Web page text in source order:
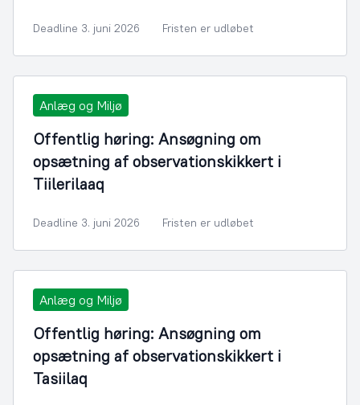
Deadline 3. juni 2026 Fristen er udløbet
Anlæg og Miljø
Offentlig høring: Ansøgning om
opsætning af observationskikkert i
Tiilerilaaq
Deadline 3. juni 2026 Fristen er udløbet
Anlæg og Miljø
Offentlig høring: Ansøgning om
opsætning af observationskikkert i
Tasiilaq